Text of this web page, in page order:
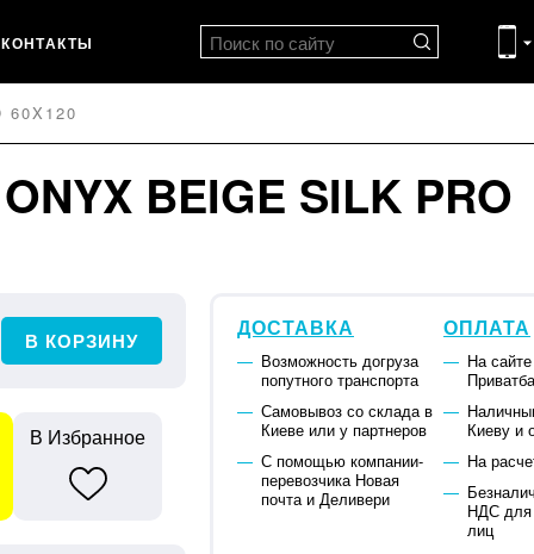
КОНТАКТЫ
BEIGE SILK PRO
В КОРЗИНУ
В Избранное
ДОСТАВКА
Возможность догруза
попутного транспорта
Самовывоз со склада в
Киеве или у партнеров
С помощью компании-
перевозчика Новая
почта и Деливери
ОПЛАТА
На
Киеву и
На
НДС для
лиц